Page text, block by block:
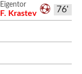
76'
Eigentor
F. Krastev